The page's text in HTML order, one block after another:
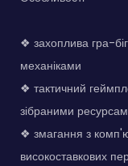
❖ захоплива гра-
механіками
❖ тактичний
зібраними
❖ змагання з
високоставкових